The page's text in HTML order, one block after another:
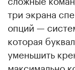
три экрана
опций —
которая
уменьшить
максимально